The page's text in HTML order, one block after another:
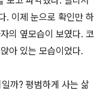
. 이제 눈으로 확인만 하
의 옆모습이 보였다. 코
아 있는 모습이었다.
까? 평범하게 사는 삶